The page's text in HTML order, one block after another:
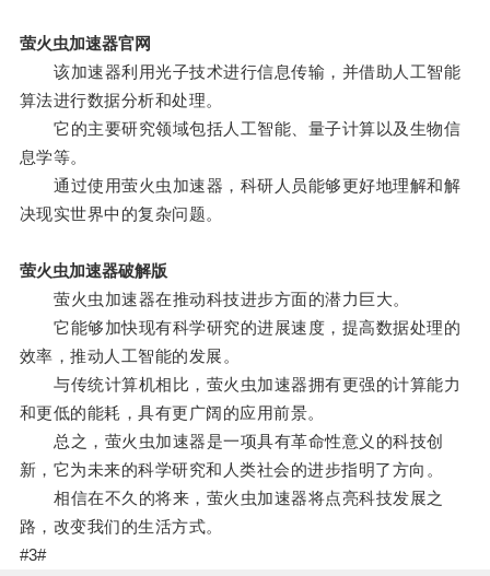
萤火虫加速器官网
该加速器利用光子技术进行信息传输，并借助人工智能
算法进行数据分析和处理。
它的主要研究领域包括人工智能、量子计算以及生物信
息学等。
通过使用萤火虫加速器，科研人员能够更好地理解和解
决现实世界中的复杂问题。
萤火虫加速器破解版
萤火虫加速器在推动科技进步方面的潜力巨大。
它能够加快现有科学研究的进展速度，提高数据处理的
效率，推动人工智能的发展。
与传统计算机相比，萤火虫加速器拥有更强的计算能力
和更低的能耗，具有更广阔的应用前景。
总之，萤火虫加速器是一项具有革命性意义的科技创
新，它为未来的科学研究和人类社会的进步指明了方向。
相信在不久的将来，萤火虫加速器将点亮科技发展之
路，改变我们的生活方式。
#3#